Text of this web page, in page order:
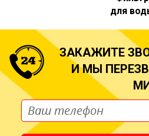
для
ЗАКАЖИТЕ
И МЫ